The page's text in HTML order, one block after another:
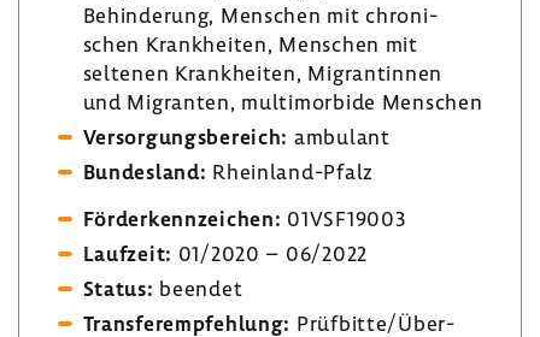
Behin­de­rung, Menschen mit chro­ni­
schen Krank­heiten, Menschen mit
seltenen Krank­heiten, Migran­tinnen
und Migranten, multi­mor­bide Menschen
Versor­gungs­be­reich: ambu­lant
Bundes­land: Rheinland-​Pfalz
Förder­kenn­zei­chen: 01VSF19003
Lauf­zeit: 01/2020 – 06/2022
Status: beendet
Trans­fer­emp­feh­lung: Prüf­bitte/Über­